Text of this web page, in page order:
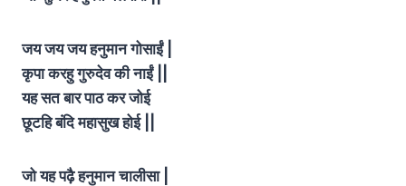
जय जय जय हनुमान गोसाईं |
कृपा करहु गुरुदेव की नाईं ||
यह सत बार पाठ कर जोई
छूटहि बंदि महासुख होई||
जो यह पढ़ै हनुमान चालीसा |